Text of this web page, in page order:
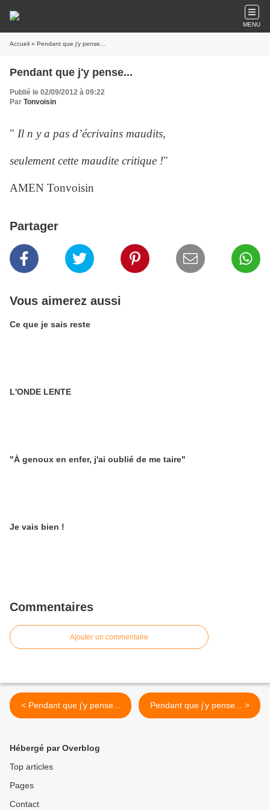
MENU
Accueil » Pendant que j'y pense...
Pendant que j'y pense...
Publié le 02/09/2012 à 09:22
Par Tonvoisin
" Il n y a pas d’écrivains maudits,
seulement cette maudite critique !"
AMEN Tonvoisin
Partager
Vous aimerez aussi
Ce que je sais reste
L'ONDE LENTE
"À genoux en enfer, j'ai oublié de me taire"
Je vais bien !
Commentaires
Ajouter un commentaire
< Pendant que j'y pense... Pendant que j'y pense... >
Hébergé par Overblog
Top articles
Pages
Contact